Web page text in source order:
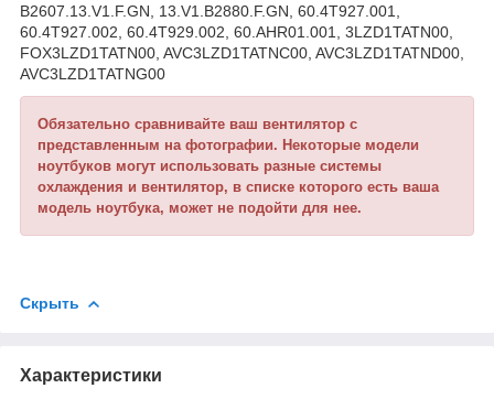
B2607.13.V1.F.GN, 13.V1.B2880.F.GN, 60.4T927.001,
60.4T927.002, 60.4T929.002, 60.AHR01.001, 3LZD1TATN00,
FOX3LZD1TATN00, AVC3LZD1TATNC00, AVC3LZD1TATND00,
AVC3LZD1TATNG00
Обязательно сравнивайте ваш вентилятор с
представленным на фотографии. Некоторые модели
ноутбуков могут использовать разные системы
охлаждения и вентилятор, в списке которого есть ваша
модель ноутбука, может не подойти для нее.
Скрыть
Характеристики